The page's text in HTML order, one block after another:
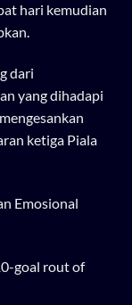
hari kemudian
dari
yang dihadapi
ketiga Piala
Emosional